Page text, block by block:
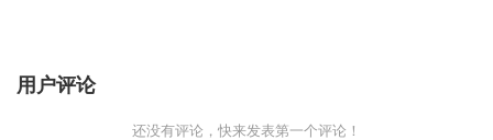
用户评论
还没有评论，快来发表第一个评论！